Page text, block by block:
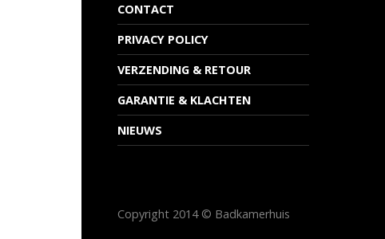
CONTACT
PRIVACY POLICY
VERZENDING & RETOUR
GARANTIE & KLACHTEN
NIEUWS
Copyright 2014 © Badkamerhuis